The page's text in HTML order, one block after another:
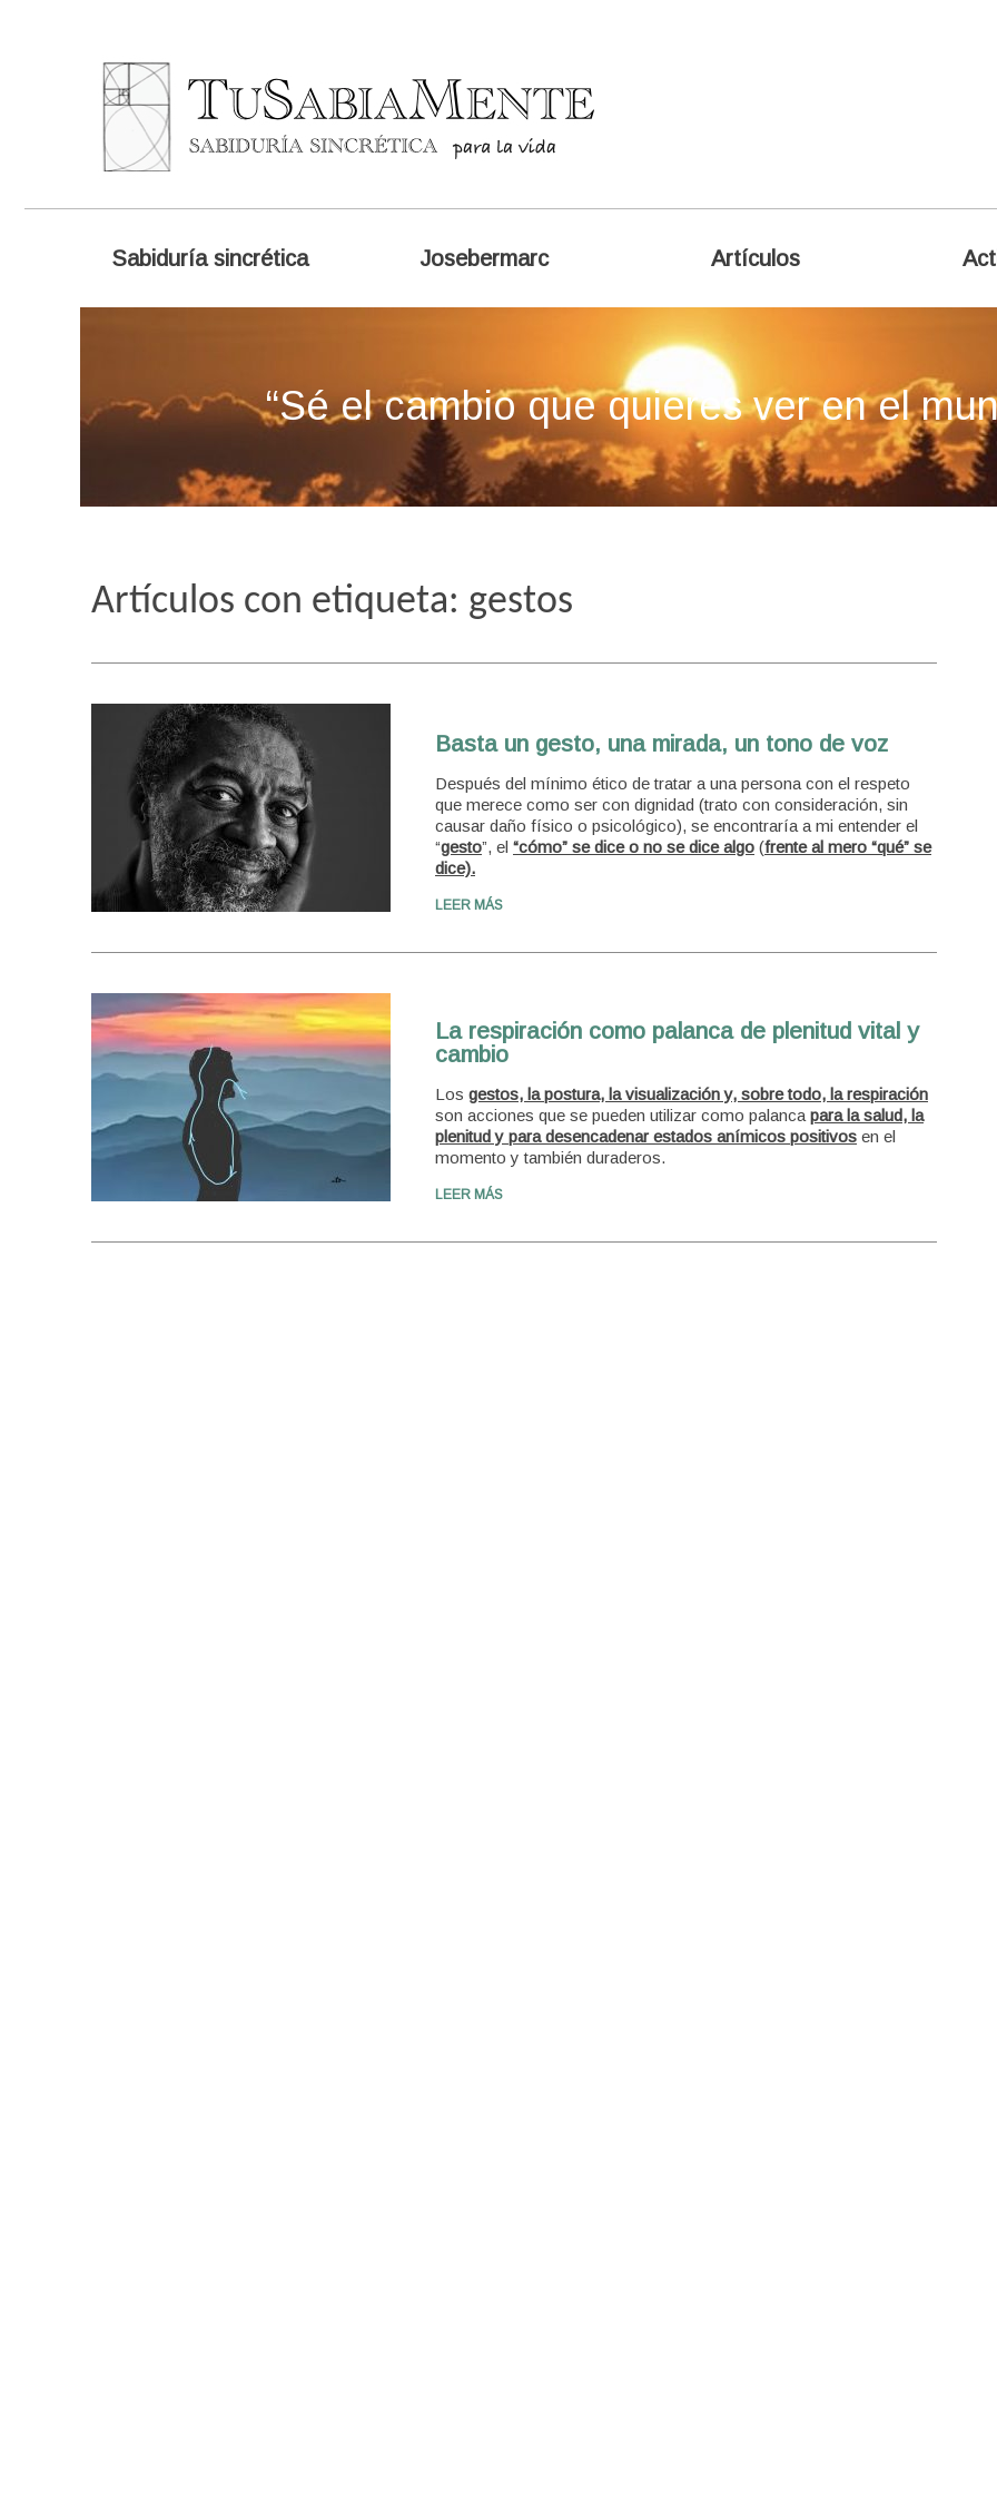
Sabiduría sincrética Josebermarc Artículos
“Sé el cambio que quieres ver en el
Artículos con etiqueta: gestos
Basta un gesto, una mirada, un tono de voz
Después del mínimo ético de tratar a una persona con el respeto
que merece como ser con dignidad (trato con consideración, sin
causar daño físico o psicológico), se encontraría a mi entender el
“gesto”, el “cómo” se dice o no se dice algo (frente al mero “qué” se
dice).
LEER MÁS
La respiración como palanca de plenitud vital y
cambio
Los gestos, la postura, la visualización y, sobre todo, la respiración
son acciones que se pueden utilizar como palanca para la salud, la
plenitud y para desencadenar estados anímicos positivos en el
momento y también duraderos.
LEER MÁS